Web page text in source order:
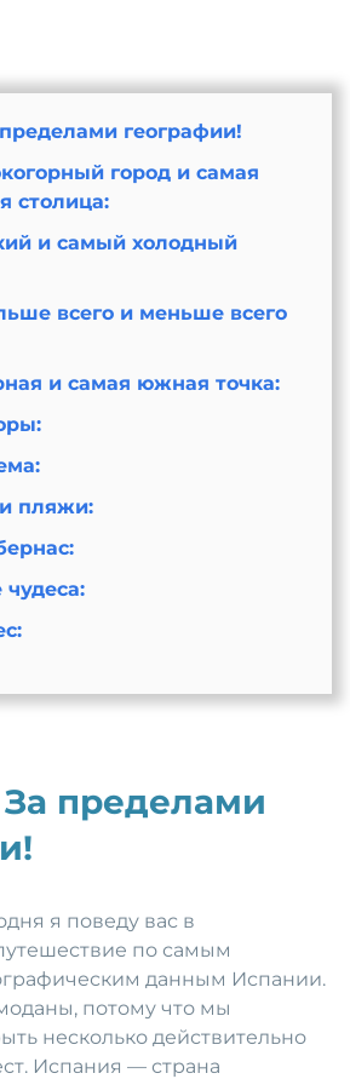
географии!
город и самая
столица:
и самый холодный
всего и меньше всего
и самая южная точка:
пляжи:
пределами
я поведу вас в
по самым
данным Испании.
потому что мы
несколько действительно
Испания — страна